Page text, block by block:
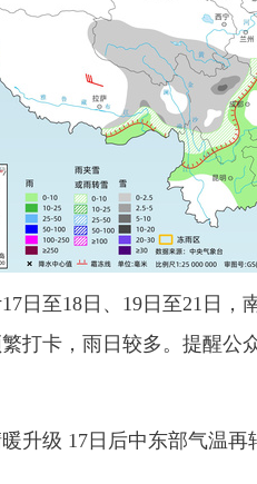
至18日、19日至21日，
打卡，雨日较多。提醒公
升级 17日后中东部气温再